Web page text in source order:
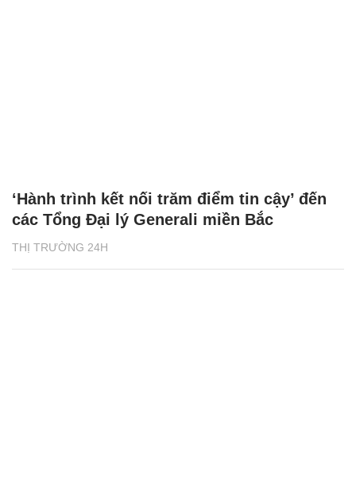
THỊ TRƯỜNG 24H
‘Hành trình kết nối trăm điểm tin cậy’ đến
các Tổng Đại lý Generali miền Bắc